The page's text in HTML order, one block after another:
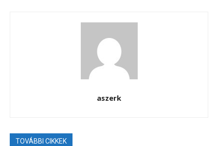
aszerk
TOVÁBBI CIKKEK